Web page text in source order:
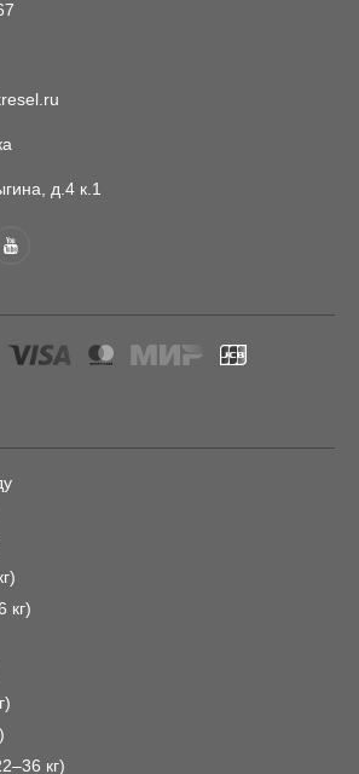
д.4 к.1
кг)
кг)